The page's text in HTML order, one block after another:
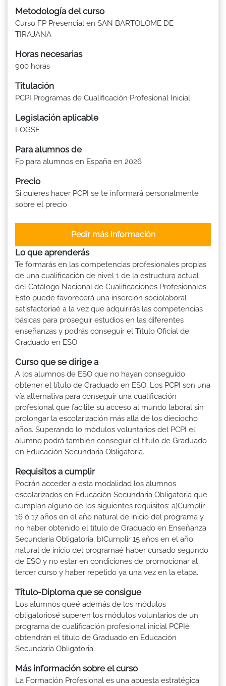
Metodología del curso
Curso FP Presencial en SAN BARTOLOME DE
TIRAJANA
Horas necesarias
900 horas
Titulación
PCPI Programas de Cualificación Profesional Inicial
Legislación aplicable
LOGSE
Para alumnos de
Fp para alumnos en España en 2026
Precio
Si quieres hacer PCPI se te informará personalmente
sobre el precio
Pedir más Información
Lo que aprenderás
Te formarás en las competencias profesionales propias
de una cualificación de nivel 1 de la estructura actual
del Catálogo Nacional de Cualificaciones Profesionales.
Esto puede favorecerá una inserción sociolaboral
satisfactoriaé a la vez que adquirirás las competencias
básicas para proseguir estudios en las diferentes
enseñanzas y podrás conseguir el Título Oficial de
Graduado en ESO.
Curso que se dirige a
A los alumnos de ESO que no hayan conseguido
obtener el título de Graduado en ESO. Los PCPI son una
vía alternativa para conseguir una cualificación
profesional que facilite su acceso al mundo laboral sin
prolongar la escolarización más allá de los dieciocho
años. Superando lo módulos voluntarios del PCPI el
alumno podrá también conseguir el título de Graduado
en Educación Secundaria Obligatoria.
Requisitos a cumplir
Podrán acceder a esta modalidad los alumnos
escolarizados en Educación Secundaria Obligatoria que
cumplan alguno de los siguientes requisitos: a)Cumplir
16 ó 17 años en el año natural de inicio del programa y
no haber obtenido el título de Graduado en Enseñanza
Secundaria Obligatoria. b)Cumplir 15 años en el año
natural de inicio del programaé haber cursado segundo
de ESO y no estar en condiciones de promocionar al
tercer curso y haber repetido ya una vez en la etapa.
Título-Diploma que se consigue
Los alumnos queé además de los módulos
obligatoriosé superen los módulos voluntarios de un
programa de cualificación profesional inicial PCPIé
obtendrán el título de Graduado en Educación
Secundaria Obligatoria.
Más información sobre el curso
La Formación Profesional es una apuesta estratégica